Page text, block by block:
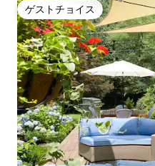
ゲストチョイス
ゲストチョイス